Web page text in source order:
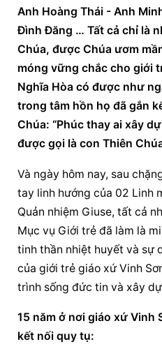
Anh Hoàng Thái - Anh
Đình Đăng … Tất cả chỉ là
Chúa, được Chúa ươm
móng vững chắc cho giới
Nghĩa Hòa có được như
trong tâm hồn họ đã gắn
Chúa: “Phúc thay ai xây
được gọi là con Thiên
Và ngày hôm nay, sau
tay linh hướng của 02 Linh
Mục vụ Giới trẻ đã làm là
tinh thần nhiệt huyết và sự
của giới trẻ giáo xứ Vinh
trình sống đức tin và xây
15 năm ở nơi giáo xứ Vinh
kết nối quy tụ: